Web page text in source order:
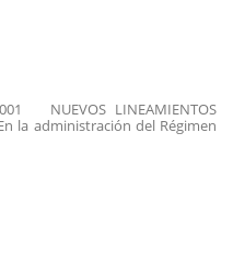
NUEVOS LINEAMIENTOS
la administración del Régimen